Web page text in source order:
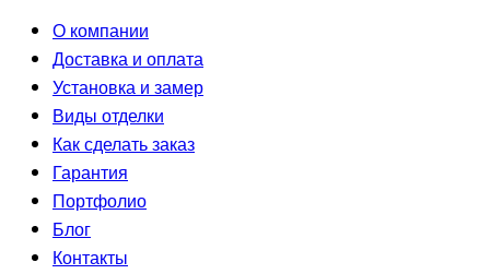
О компании
Доставка и оплата
Установка и замер
Виды отделки
Как сделать заказ
Гарантия
Портфолио
Блог
Контакты